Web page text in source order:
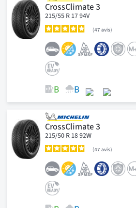
CrossClimate 3
215/55 R 17 94V
47 avis
CrossClimate 3
215/50 R 18 92W
47 avis